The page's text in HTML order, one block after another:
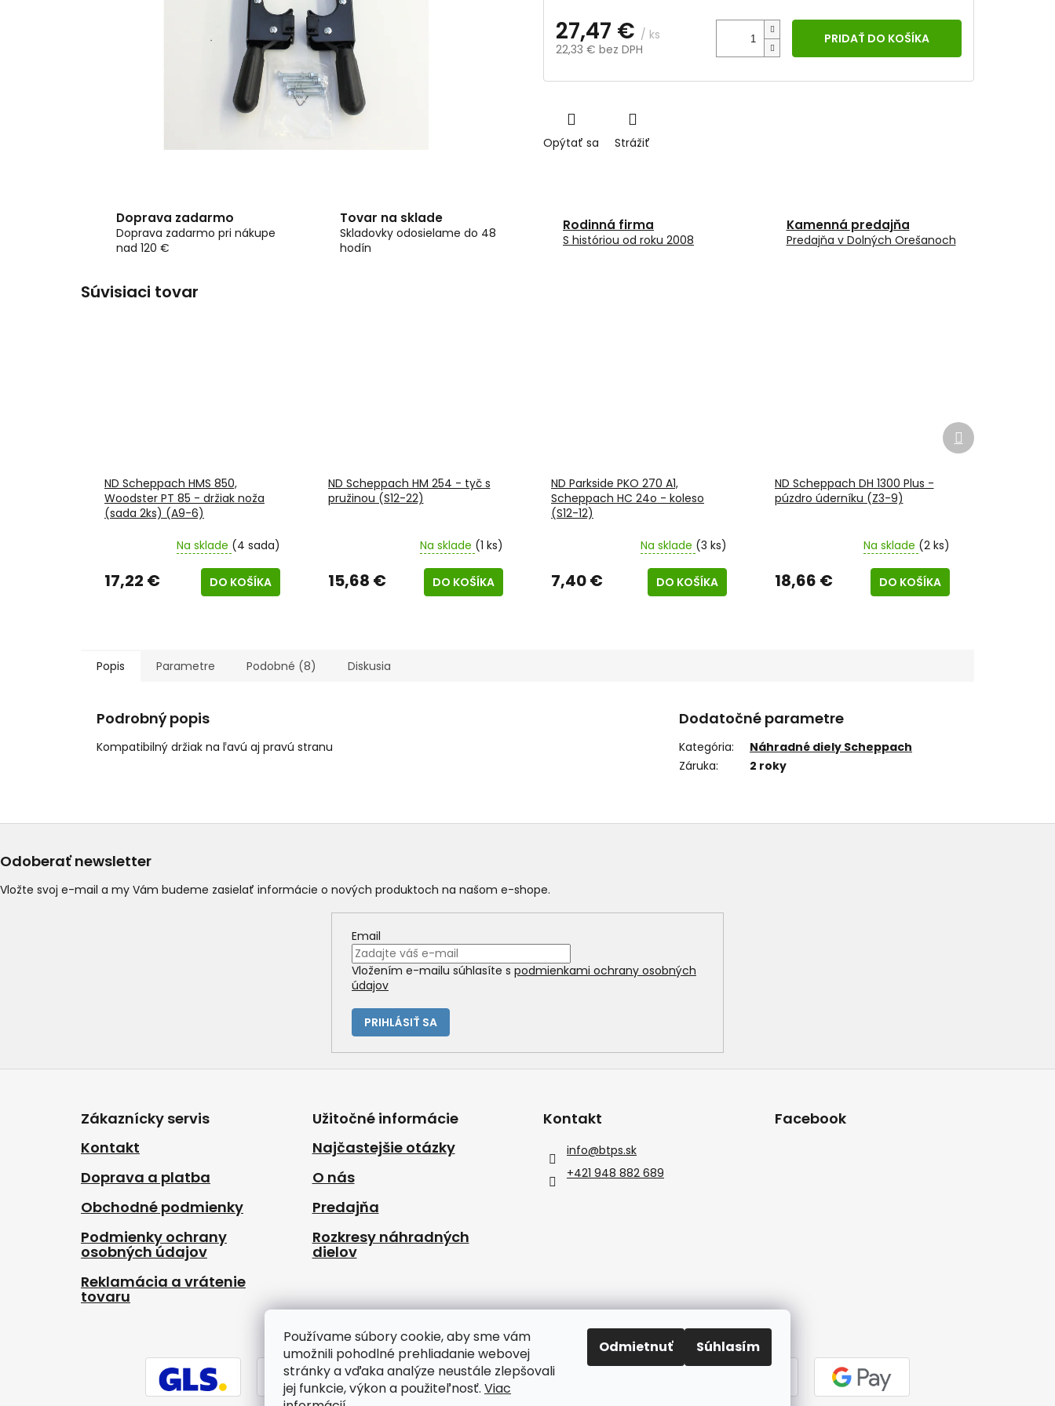
Používame súbory cookie, aby sme vám
umožnili pohodlné prehliadanie webovej
stránky a vďaka analýze neustále zlepšovali
jej funkcie, výkon a použiteľnosť. Viac
Odmietnuť Súhlasím
27,47 € / ks
22,33 € bez DPH
cena:
PRIDAŤ DO KOŠÍKA
Opýtať sa Strážiť
Doprava zadarmo
Doprava zadarmo pri nákupe
nad 120 €
Tovar na sklade
Skladovky odosielame do 48
hodín
Rodinná firma
S históriou od roku 2008
Kamenná predajňa
Predajňa v Dolných Orešanoch
Súvisiaci tovar
ND Scheppach HMS 850,
Woodster PT 85 - držiak noža
(sada 2ks) (A9-6)
Na sklade (4 sada)
17,22 € DO KOŠÍKA
ND Scheppach HM 254 - tyč s
pružinou (S12-22)
Na sklade (1 ks)
15,68 € DO KOŠÍKA
ND Parkside PKO 270 A1,
Scheppach HC 24o - koleso
(S12-12)
Na sklade (3 ks)
7,40 € DO KOŠÍKA
ND Scheppach DH 1300 Plus -
púzdro úderníku (Z3-9)
Na sklade (2 ks)
18,66 € DO KOŠÍKA
Ďalší
produkt
Popis Parametre Podobné (8) Diskusia
Podrobný popis
Kompatibilný držiak na ľavú aj pravú stranu
Dodatočné parametre
Kategória:
Náhradné diely Scheppach
Záruka: 2 roky
Odoberať newsletter
Vložte svoj e-mail a my Vám budeme zasielať informácie o nových produktoch na našom e-shope.
Email
Vložením e-mailu súhlasíte s podmienkami ochrany osobných
údajov
PRIHLÁSIŤ SA
Zákaznícky servis
Kontakt
Doprava a platba
Obchodné podmienky
Podmienky ochrany
osobných údajov
Reklamácia a vrátenie
tovaru
Užitočné informácie
Najčastejšie otázky
O nás
Predajňa
Rozkresy náhradných
dielov
Kontakt
info@btps.sk
+421 948 882 689
Facebook